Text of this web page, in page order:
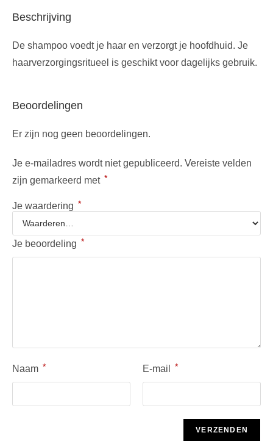
Beschrijving
De shampoo voedt je haar en verzorgt je hoofdhuid. Je
haarverzorgingsritueel is geschikt voor dagelijks gebruik.
Beoordelingen
Er zijn nog geen beoordelingen.
Je e-mailadres wordt niet gepubliceerd. Vereiste velden
zijn gemarkeerd met *
Je waardering *
Je beoordeling *
Naam * E-mail *